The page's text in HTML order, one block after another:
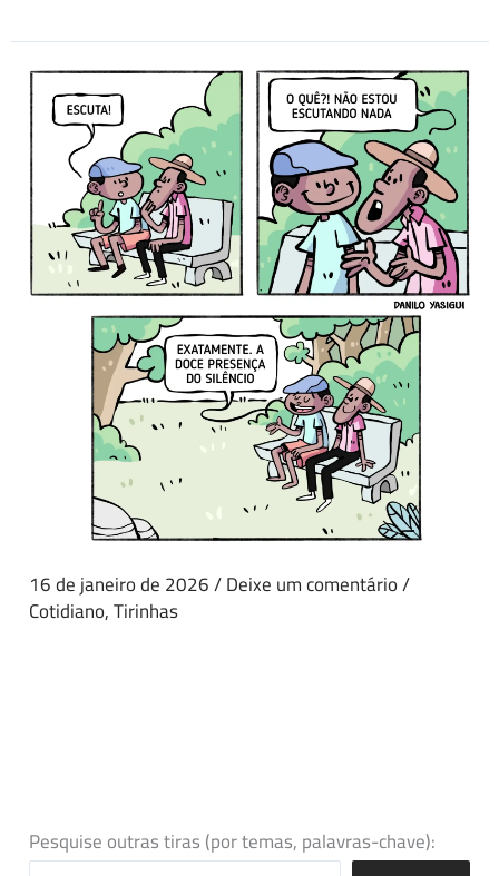
16 de janeiro de 2026/Deixe um comentário/
Cotidiano,Tirinhas
Pesquise outras tiras (por temas, palavras-chave):